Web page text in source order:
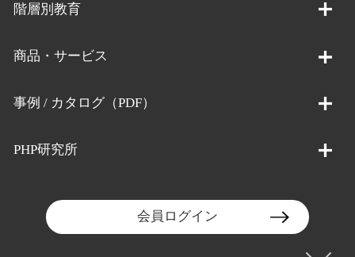
階層別教育
商品・サービス
事例 / カタログ（PDF）
PHP研究所
会員ログイン